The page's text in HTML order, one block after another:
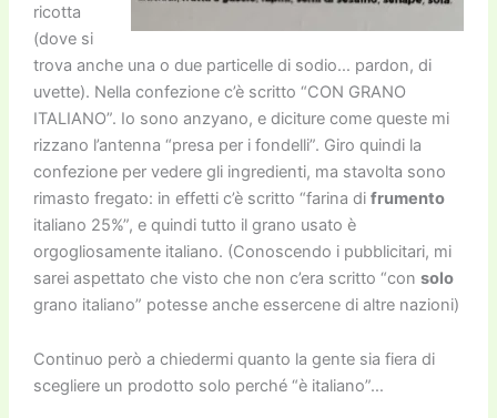
ricotta
(dove si
trova anche una o due particelle di sodio… pardon, di
uvette). Nella confezione c’è scritto “CON GRANO
ITALIANO”. Io sono anzyano, e diciture come queste mi
rizzano l’antenna “presa per i fondelli”. Giro quindi la
confezione per vedere gli ingredienti, ma stavolta sono
rimasto fregato: in effetti c’è scritto “farina di frumento
italiano 25%”, e quindi tutto il grano usato è
orgogliosamente italiano. (Conoscendo i pubblicitari, mi
sarei aspettato che visto che non c’era scritto “con solo
grano italiano” potesse anche essercene di altre nazioni)
Continuo però a chiedermi quanto la gente sia fiera di
scegliere un prodotto solo perché “è italiano”…